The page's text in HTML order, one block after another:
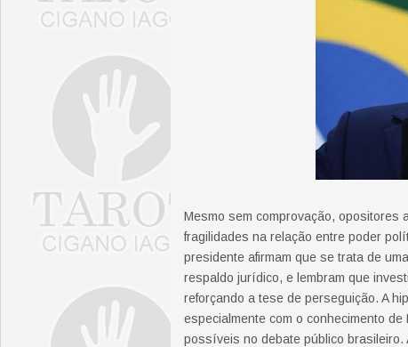
Mesmo sem comprovação, opositores
fragilidades na relação entre poder
presidente afirmam que se trata de
respaldo jurídico, e lembram que
reforçando a tese de perseguição. A
especialmente com o conhecimento
possíveis no debate público brasileiro.